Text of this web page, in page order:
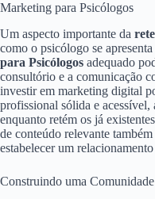
Marketing para Psicólogos
Um aspecto importante da
como o psicólogo se
para Psicólogos adequado
consultório e a comunicação
investir em marketing digital
profissional sólida e acessível,
enquanto retém os já
de conteúdo relevante
estabelecer um
Construindo uma